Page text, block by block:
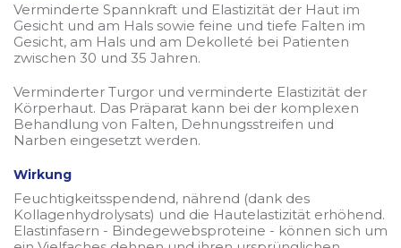
Verminderte Spannkraft und Elastizität der Haut im
Gesicht und am Hals sowie feine und tiefe Falten im
Gesicht, am Hals und am Dekolleté bei Patienten
zwischen 30 und 35 Jahren.
Verminderter Turgor und verminderte Elastizität der
Körperhaut. Das Präparat kann bei der komplexen
Behandlung von Falten, Dehnungsstreifen und
Narben eingesetzt werden.
Wirkung
Feuchtigkeitsspendend, nährend (dank des
Kollagenhydrolysats) und die Hautelastizität erhöhend.
Elastinfasern - Bindegewebsproteine - können sich um